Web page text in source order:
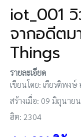
iot_001
จากอดีต
Things
รายละเอียด
เขียนโดย: เกียรติพงษ์
สร้างเมื่อ: 09 มิถุนาย
ฮิต: 2304